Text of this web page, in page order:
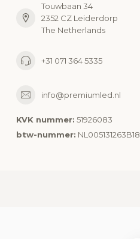
Touwbaan 34
2352 CZ Leiderdorp
The Netherlands
+31 071 364 5335
info@premiumled.nl
KVK nummer: 51926083
btw-nummer: NL005131263B18